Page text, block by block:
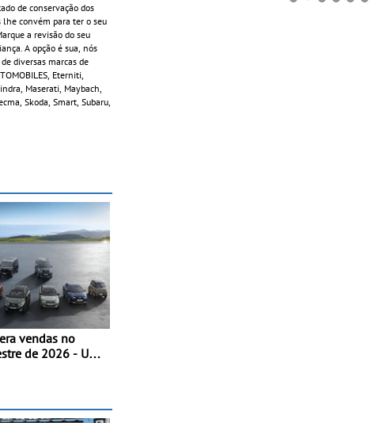
de conservação dos
lhe convém para ter o seu
a revisão do seu
A opção é sua, nós
diversas marcas de
Eterniti,
Maserati, Maybach,
Skoda, Smart, Subaru,
vendas no
de 2026 - Uma